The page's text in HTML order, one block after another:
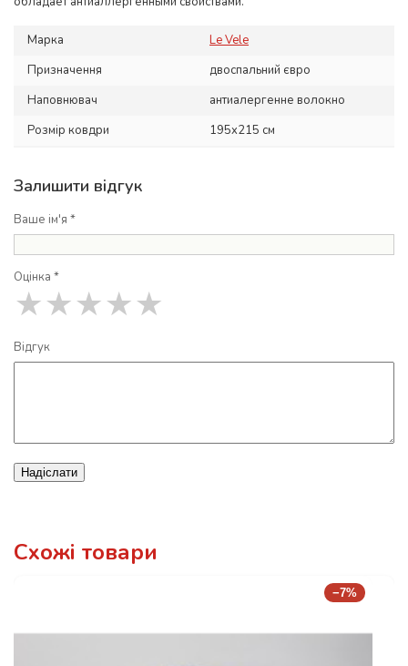
Марка
Le Vele
Призначення
двоспальний євро
Наповнювач
антиалергенне волокно
Розмір ковдри
195x215 см
Залишити відгук
Ваше ім'я *
Оцінка *
★
★
★
★
★
Відгук
Надіслати
Схожі товари
−7%